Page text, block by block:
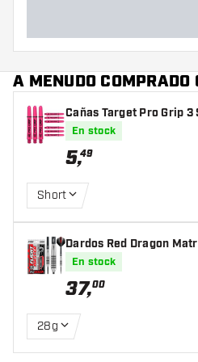
A MENUDO COMPRADO
Cañas Target Pro Grip 3
En stock
5,49
Short
Dardos Red Dragon
a de Acero
En stock
37,00
28g